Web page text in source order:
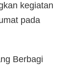
kegiatan
pada
Berbagi